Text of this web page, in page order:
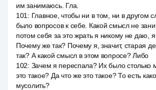
им занимаюсь. Гла.
101 : Главное, чтобы ни в том, ни в другом
было вопросов к себе. Какой смысл не
потом себя за это жрать я никому не даю,
Почему же так? Почему я, значит, старая
так? А какой смысл в этом вопросе? Либо
102: Зачем я переспала? Их было столько
это такое? Да что же это такое? То есть
мусолить?